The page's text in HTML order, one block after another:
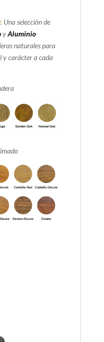
Una selección de
yAluminio
naturales para
y carácter a cada